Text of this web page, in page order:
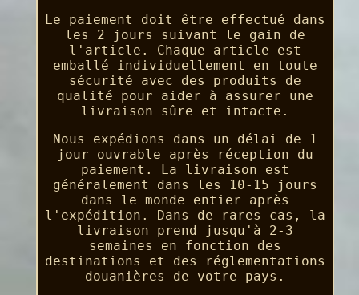
Le paiement doit être effectué dans
les 2 jours suivant le gain de
l'article. Chaque article est
emballé individuellement en toute
sécurité avec des produits de
qualité pour aider à assurer une
livraison sûre et intacte.
Nous expédions dans un délai de 1
jour ouvrable après réception du
paiement. La livraison est
généralement dans les 10-15 jours
dans le monde entier après
l'expédition. Dans de rares cas, la
livraison prend jusqu'à 2-3
semaines en fonction des
destinations et des réglementations
douanières de votre pays.